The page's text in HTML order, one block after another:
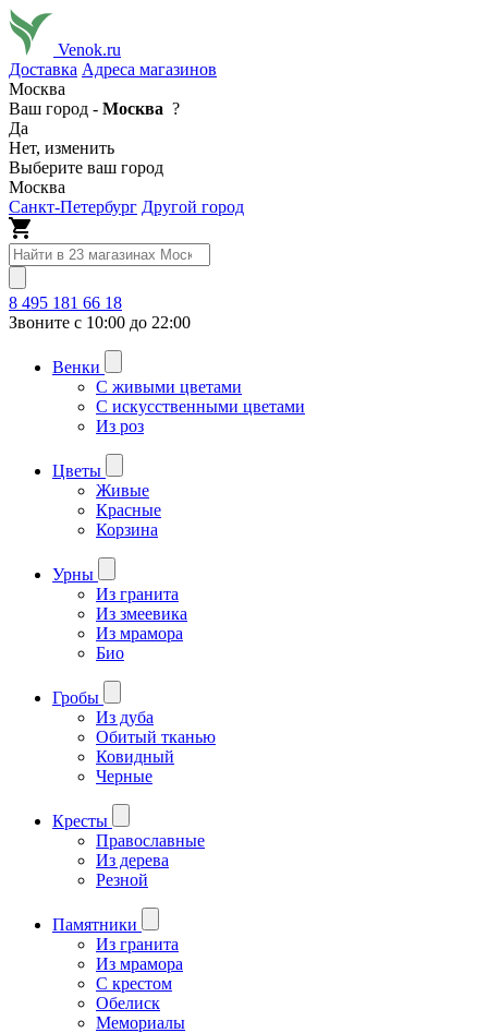
Venok.ru
Доставка Адреса магазинов
Москва
Ваш город - Москва ?
Да
Нет, изменить
Выберите ваш город
Москва
Санкт-Петербург Другой город
8 495 181 66 18
Звоните с 10:00 до 22:00
Венки
С живыми цветами
С искусственными цветами
Из роз
Цветы
Живые
Красные
Корзина
Урны
Из гранита
Из змеевика
Из мрамора
Био
Гробы
Из дуба
Обитый тканью
Ковидный
Черные
Кресты
Православные
Из дерева
Резной
Памятники
Из гранита
Из мрамора
С крестом
Обелиск
Мемориалы